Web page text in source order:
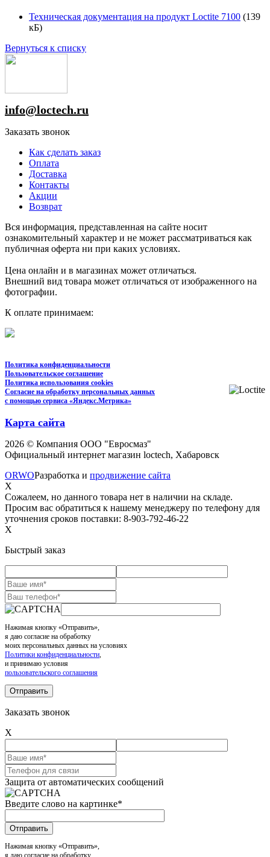
Техническая документация на продукт Loctite 7100 (139
кБ)
Вернуться к списку
info@loctech.ru
Заказать звонок
Как сделать заказ
Оплата
Доставка
Контакты
Акции
Возврат
Вся информация, представленная на сайте носит
ознакомительный характер и не может рассматриваться как
публичная оферта ни при каких условиях.
Цена онлайн и в магазинах может отличаться.
Внешний вид товара может отличаться от изображенного на
фотографии.
К оплате принимаем:
Политика конфиденциальности
Пользовательское соглашение
Политика использования cookies
Согласие на обработку персональных данных
с помощью сервиса «Яндекс.Метрика»
Карта сайта
2026 © Компания ООО "Евросмаз"
Официальный интернет магазин loctech, Хабаровск
ORWOРазработка и продвижение сайта
X
Сожалеем, но данного товара нет в наличии на складе.
Просим вас обратиться к нашему менеджеру по телефону для
уточнения сроков поставки: 8-903-792-46-22
X
Быстрый заказ
Нажимая кнопку «Отправить»,
я даю согласие на обработку
моих персональных данных на условиях
Политики конфиденциальности,
и принимаю условия
пользовательского соглашения
Заказать звонок
X
Защита от автоматических сообщений
Введите слово на картинке*
Нажимая кнопку «Отправить»,
я даю согласие на обработку